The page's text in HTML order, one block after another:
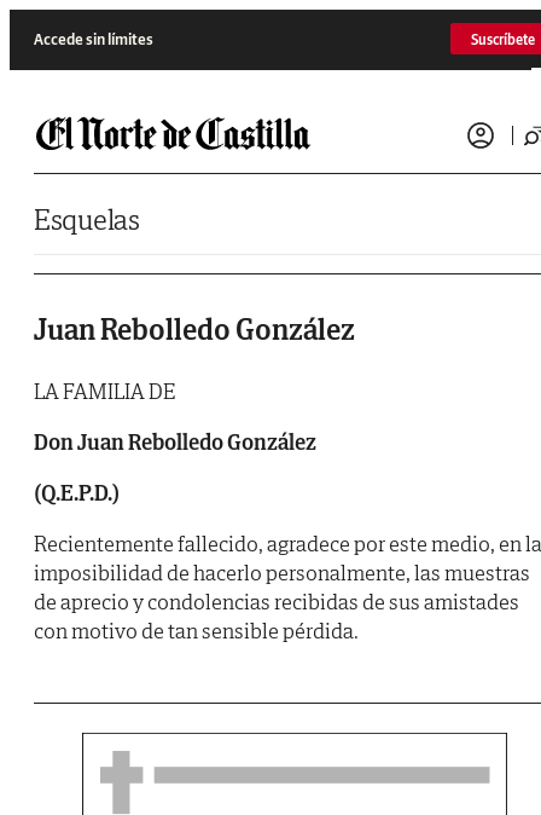
Accede sin límites Suscríbete
Esquelas
Juan Rebolledo González
LA FAMILIA DE
Don Juan Rebolledo González
(Q.E.P.D.)
Recientemente fallecido, agradece por este medio, en la
imposibilidad de hacerlo personalmente, las muestras
de aprecio y condolencias recibidas de sus amistades
con motivo de tan sensible pérdida.